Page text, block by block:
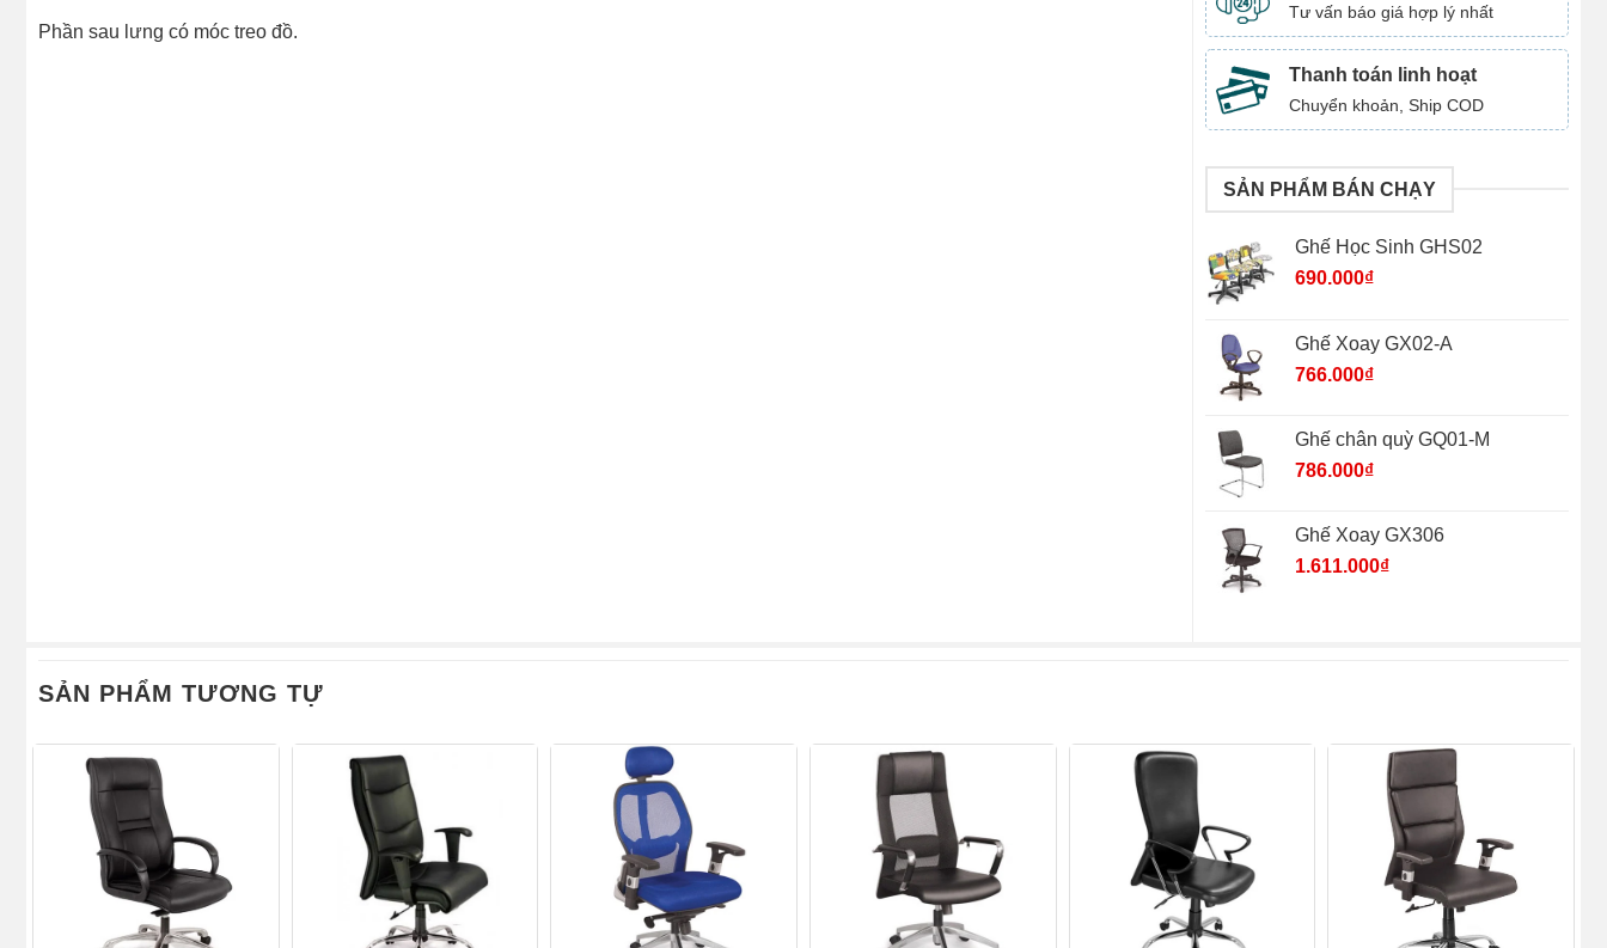
Phần sau lưng có móc treo đồ.
Tư vấn báo giá hợp lý nhất
Thanh toán linh hoạt
Chuyển khoản, Ship COD
SẢN PHẨM BÁN CHẠY
Ghế Học Sinh GHS02
690.000₫
Ghế Xoay GX02-A
766.000₫
Ghế chân quỳ GQ01-M
786.000₫
Ghế Xoay GX306
1.611.000₫
SẢN PHẨM TƯƠNG TỰ